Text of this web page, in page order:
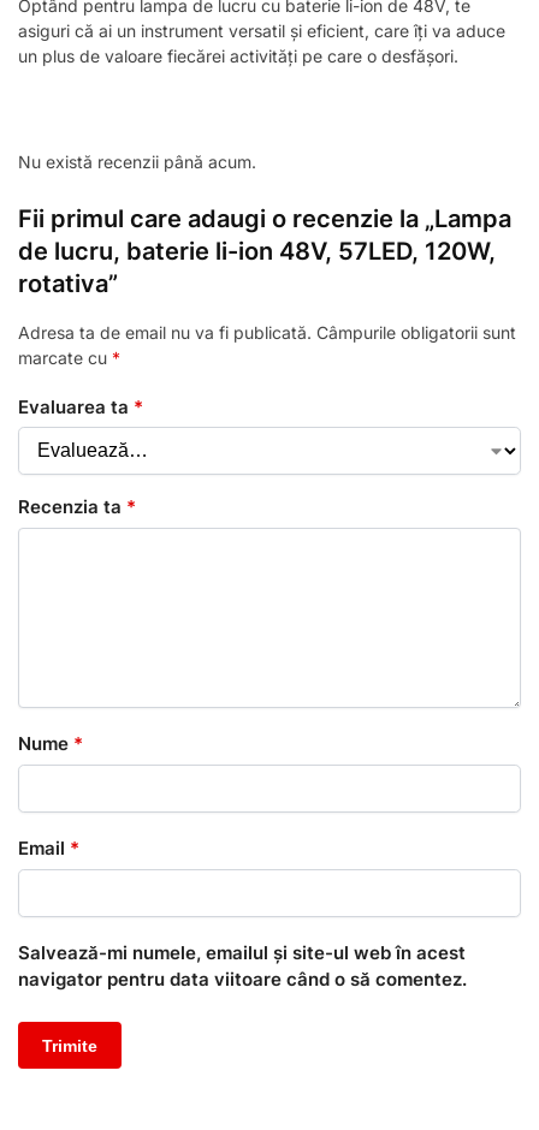
Optând pentru lampa de lucru cu baterie li-ion de 48V, te
asiguri că ai un instrument versatil și eficient, care îți va aduce
un plus de valoare fiecărei activități pe care o desfășori.
Nu există recenzii până acum.
Fii primul care adaugi o recenzie la „Lampa
de lucru, baterie li-ion 48V, 57LED, 120W,
rotativa”
Adresa ta de email nu va fi publicată. Câmpurile obligatorii sunt
marcate cu *
Evaluarea ta *
Recenzia ta *
Nume *
Email *
Salvează-mi numele, emailul și site-ul web în acest
navigator pentru data viitoare când o să comentez.